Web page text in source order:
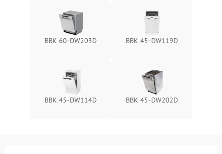
BBK 60-DW203D BBK 45-DW119D
BBK 45-DW114D BBK 45-DW202D